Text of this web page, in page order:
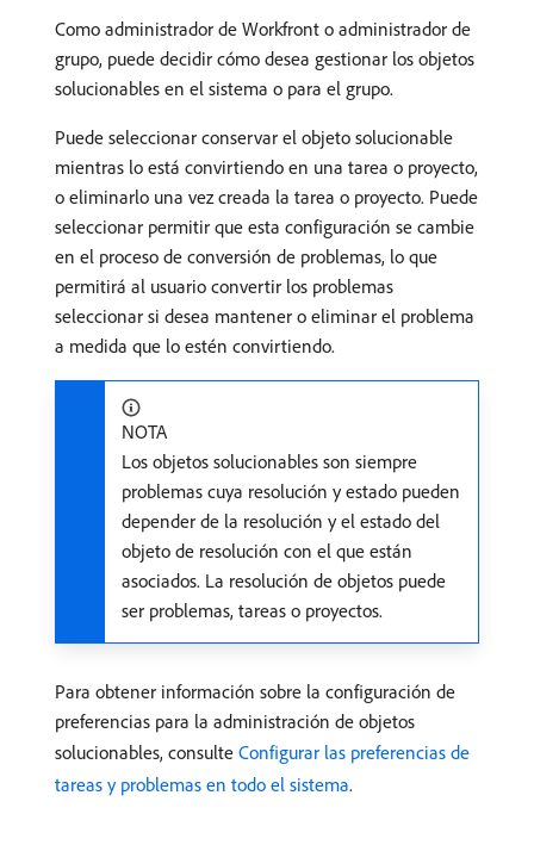
Como administrador de Workfront o administrador de
grupo, puede decidir cómo desea gestionar los objetos
solucionables en el sistema o para el grupo.
Puede seleccionar conservar el objeto solucionable
mientras lo está convirtiendo en una tarea o proyecto,
o eliminarlo una vez creada la tarea o proyecto. Puede
seleccionar permitir que esta configuración se cambie
en el proceso de conversión de problemas, lo que
permitirá al usuario convertir los problemas
seleccionar si desea mantener o eliminar el problema
a medida que lo estén convirtiendo.
NOTA
Los objetos solucionables son siempre
problemas cuya resolución y estado pueden
depender de la resolución y el estado del
objeto de resolución con el que están
asociados. La resolución de objetos puede
ser problemas, tareas o proyectos.
Para obtener información sobre la configuración de
preferencias para la administración de objetos
solucionables, consulte Configurar las preferencias de
tareas y problemas en todo el sistema.